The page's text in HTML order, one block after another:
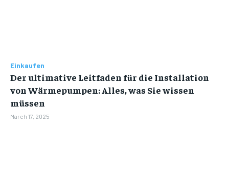
Einkaufen
Der ultimative Leitfaden für die Installation
von Wärmepumpen: Alles, was Sie wissen
müssen
March 17, 2025